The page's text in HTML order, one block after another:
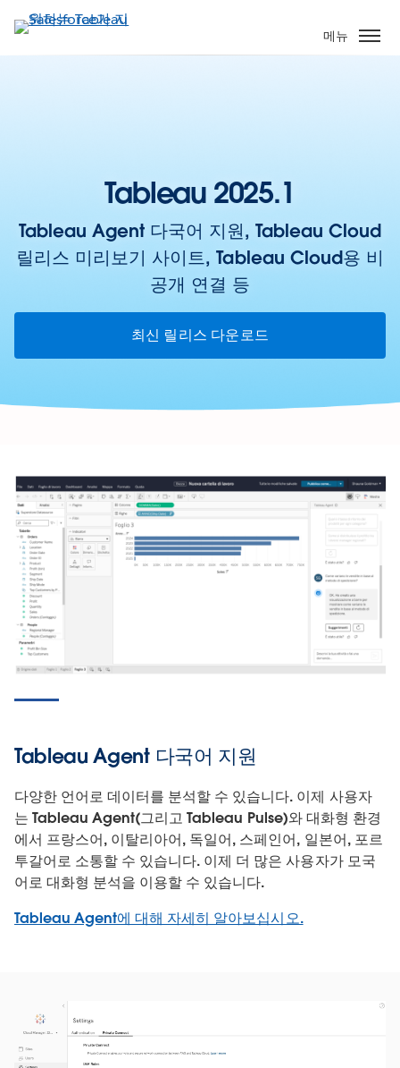
요
메뉴
Tableau 2025.1
Tableau Agent 다국어 지원, Tableau Cloud
릴리스 미리보기 사이트, Tableau Cloud용 비
공개 연결 등
최신 릴리스 다운로드
Tableau Agent 다국어 지원
다양한 언어로 데이터를 분석할 수 있습니다. 이제 사용자
는 Tableau Agent(그리고 Tableau Pulse)와 대화형 환경
에서 프랑스어, 이탈리아어, 독일어, 스페인어, 일본어, 포르
투갈어로 소통할 수 있습니다. 이제 더 많은 사용자가 모국
어로 대화형 분석을 이용할 수 있습니다.
Tableau Agent에 대해 자세히 알아보십시오.